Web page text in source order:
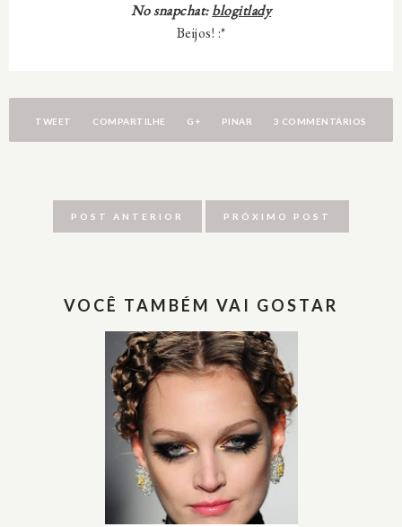
No snapchat:blogitlady
Beijos! :*
TWEET COMPARTILHE G+ PINAR 3 COMMENTÁRIOS
POST ANTERIOR PRÓXIMO POST
VOCÊ TAMBÉM VAI GOSTAR